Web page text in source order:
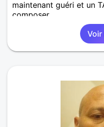
maintenant guéri et un
composer.